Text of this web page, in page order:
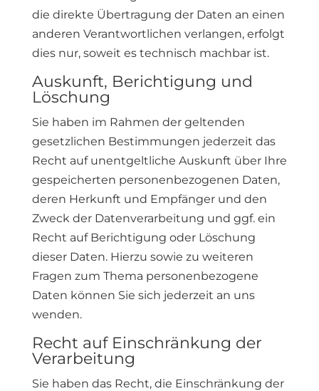
die direkte Übertragung der Daten an einen
anderen Verantwortlichen verlangen, erfolgt
dies nur, soweit es technisch machbar ist.
Auskunft, Berichtigung und
Löschung
Sie haben im Rahmen der geltenden
gesetzlichen Bestimmungen jederzeit das
Recht auf unentgeltliche Auskunft über Ihre
gespeicherten personenbezogenen Daten,
deren Herkunft und Empfänger und den
Zweck der Datenverarbeitung und ggf. ein
Recht auf Berichtigung oder Löschung
dieser Daten. Hierzu sowie zu weiteren
Fragen zum Thema personenbezogene
Daten können Sie sich jederzeit an uns
wenden.
Recht auf Einschränkung der
Verarbeitung
Sie haben das Recht, die Einschränkung der